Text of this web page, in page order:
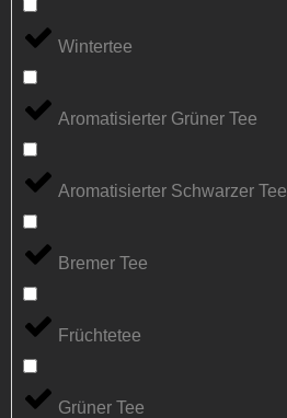
Wintertee
Aromatisierter Grüner Tee
Aromatisierter Schwarzer Tee
Bremer Tee
Früchtetee
Grüner Tee